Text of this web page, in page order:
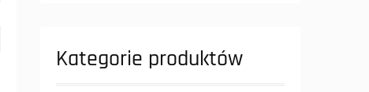
Kategorie produktów